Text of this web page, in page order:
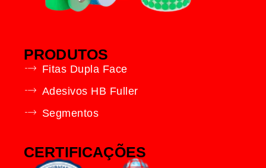
PRODUTOS
Fitas Dupla Face
Adesivos HB Fuller
Segmentos
CERTIFICAÇÕES